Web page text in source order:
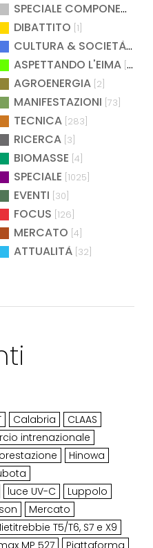
SPECIALE COMPONENTISTICA
DIBATTITO [1]
CULTURA & SOCIETÀ[2]
ASPETTANDO L'EIMA [4]
AGROENERGIA [2]
MANIFESTAZIONI [73]
TECNICA [283]
RICERCA [3]
BIOMASSE [4]
SPECIALE [1025]
EVENTI [30]
FOCUS [126]
MERCATO [4]
ATTUALITÀ [32]
Calabria
CLAAS
intrenazionale
Hinowa
luce UV-C
Luppolo
Mercato
T5/T6, S7 e X9